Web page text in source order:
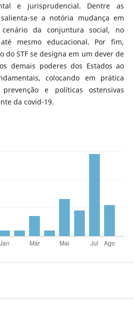
e jurisprudencial. Dentre as
se a notória mudança em
da conjuntura social, no
mesmo educacional. Por fim,
do STF se designa em um dever de
demais poderes dos Estados ao
colocando em prática
e políticas ostensivas
da covid-19.